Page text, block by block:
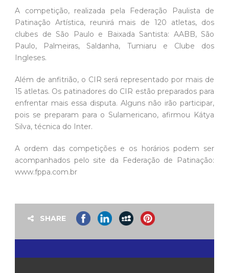
A competição, realizada pela Federação Paulista de
Patinação Artística, reunirá mais de 120 atletas, dos
clubes de São Paulo e Baixada Santista: AABB, São
Paulo, Palmeiras, Saldanha, Tumiaru e Clube dos
Ingleses.
Além de anfitrião, o CIR será representado por mais de
15 atletas. Os patinadores do CIR estão preparados para
enfrentar mais essa disputa. Alguns não irão participar,
pois se preparam para o Sulamericano, afirmou Kátya
Silva, técnica do Inter.
A ordem das competições e os horários podem ser
acompanhados pelo site da Federação de Patinação:
www.fppa.com.br
SHARE